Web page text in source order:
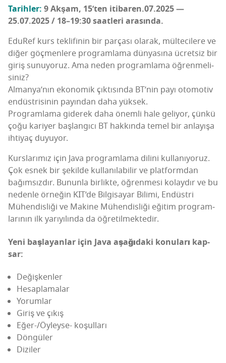
Tarih­ler: 9 Akşam, 15’ten iti­ba­ren.07.2025 —
25.07.2025 / 18–19:30 saat­le­ri arasında.
Edu­Ref kurs tek­li­fi­nin bir par­ça­sı ola­rak, mül­te­ci­le­re ve
diğer göç­men­le­re prog­ram­la­ma dün­ya­sı­na ücret­siz bir
giriş sunu­yo­ruz. Ama neden prog­ram­la­ma öğren­me­li­
si­niz?
Alman­ya­’­nın eko­no­mik çık­tı­sın­da BT’­nin payı oto­mo­tiv
endüst­ri­si­nin payın­dan daha yük­sek.
Prog­ram­la­ma gide­rek daha önem­li hale geli­yor, çün­kü
çoğu kari­yer baş­lan­gı­cı BT hak­kın­da temel bir anla­yı­şa
ihti­yaç duyuyor.
Kurs­la­rı­mız için Java prog­ram­la­ma dili­ni kul­la­nı­yo­ruz.
Çok esnek bir şekil­de kul­la­nı­la­bi­lir ve plat­form­dan
bağım­sız­dır. Bunun­la bir­lik­te, öğren­me­si kolay­dır ve bu
neden­le örne­ğin KIT­’­de Bil­gi­sa­yar Bili­mi, Endüst­ri
Mühen­dis­li­ği ve Maki­ne Mühen­dis­li­ği eği­tim prog­ram­
la­rı­nın ilk yarı­yı­lın­da da öğretilmektedir.
Yeni baş­la­yan­lar için Java aşa­ğı­da­ki konu­la­rı kap­
sar:
Değiş­ken­ler
Hesap­la­ma­lar
Yorum­lar
Giriş ve çıkış
Eğer-/Öy­ley­se- koşulları
Dön­gü­ler
Dizi­ler